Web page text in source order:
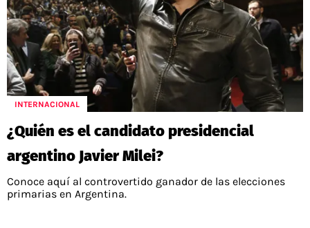
INTERNACIONAL
¿Quién es el candidato presidencial
argentino Javier Milei?
Conoce aquí al controvertido ganador de las elecciones
primarias en Argentina.